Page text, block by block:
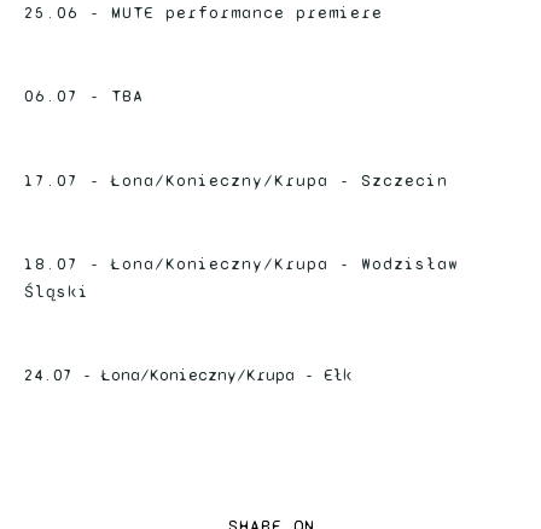
25.06 - MUTE performance premiere
06.07 - TBA
17.07 - Łona/Konieczny/Krupa - Szczecin
18.07 - Łona/Konieczny/Krupa - Wodzisław
Śląski
24.07 - Łona/Konieczny/Krupa - Ełk